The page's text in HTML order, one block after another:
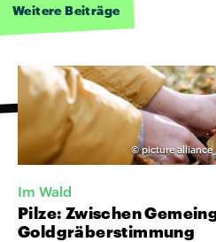
Weitere Beiträge
©picture alliance
Im Wald
Pilze: Zwischen
Goldgräberstimmung